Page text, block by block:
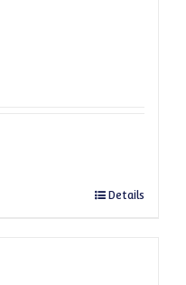
weist mehrere Varianten
Details